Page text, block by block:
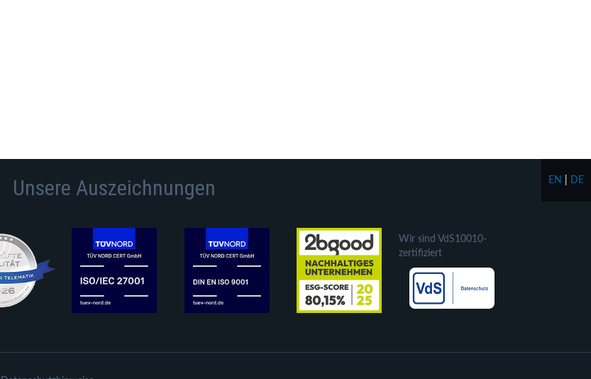
Unsere Auszeichnungen
Wir sind VdS10010-
zertifiziert
EN DE